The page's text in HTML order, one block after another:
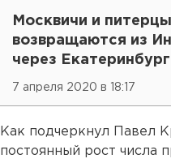
Москвичи и
возвращаются из
через Екатеринбург
7 апреля 2020 в 18:17
Как подчеркнул Павел
постоянный рост числа